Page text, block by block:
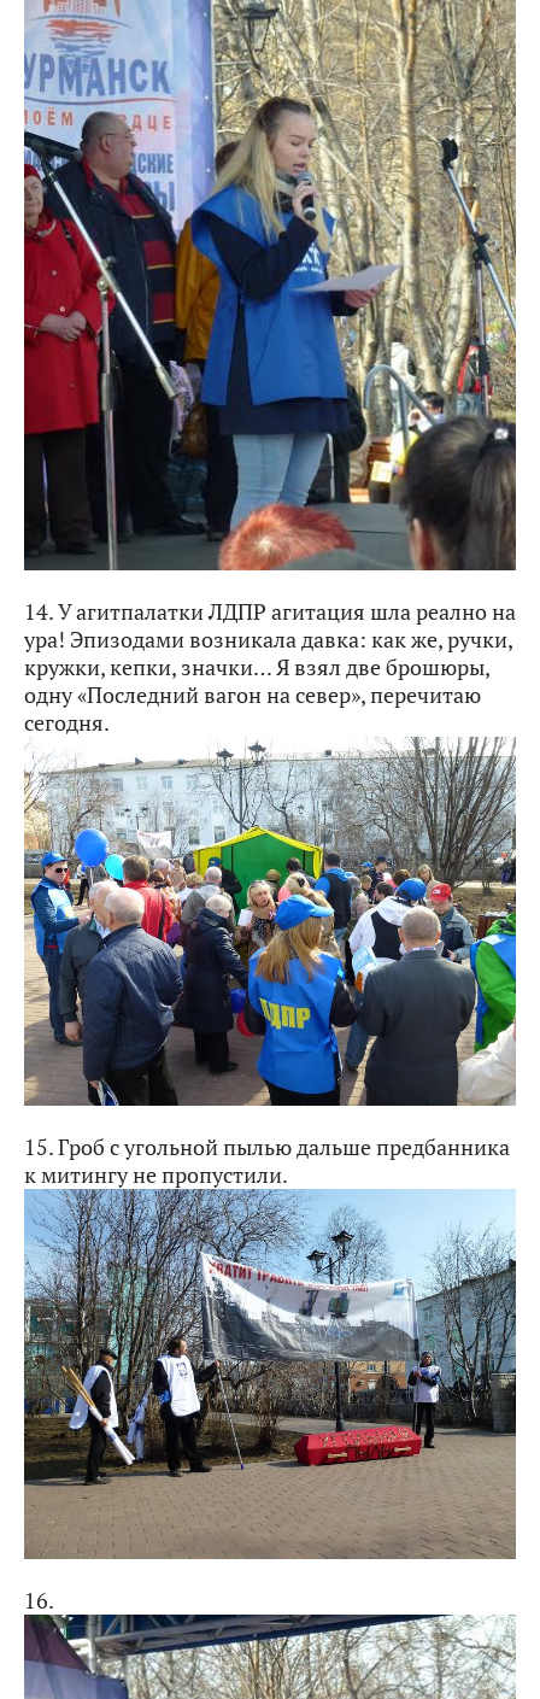
14. У агитпалатки ЛДПР агитация шла реално на
ура! Эпизодами возникала давка: как же, ручки,
кружки, кепки, значки… Я взял две брошюры,
одну «Последний вагон на север», перечитаю
сегодня.
15. Гроб с угольной пылью дальше предбанника
к митингу не пропустили.
16.